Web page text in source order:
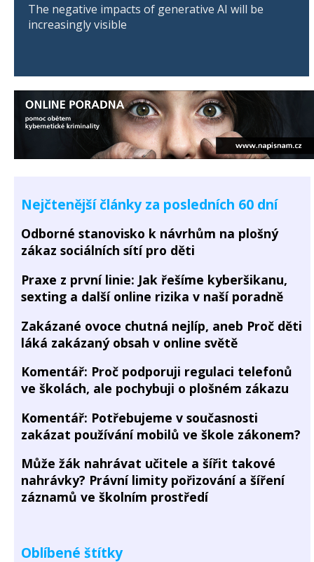
The negative impacts of generative AI will be
increasingly visible
Nejčtenější články za posledních 60 dní
Odborné stanovisko k návrhům na plošný
zákaz sociálních sítí pro děti
Praxe z první linie: Jak řešíme kyberšikanu,
sexting a další online rizika v naší poradně
Zakázané ovoce chutná nejlíp, aneb Proč děti
láká zakázaný obsah v online světě
Komentář: Proč podporuji regulaci telefonů
ve školách, ale pochybuji o plošném zákazu
Komentář: Potřebujeme v současnosti
zakázat používání mobilů ve škole zákonem?
Může žák nahrávat učitele a šířit takové
nahrávky? Právní limity pořizování a šíření
záznamů ve školním prostředí
Oblíbené štítky